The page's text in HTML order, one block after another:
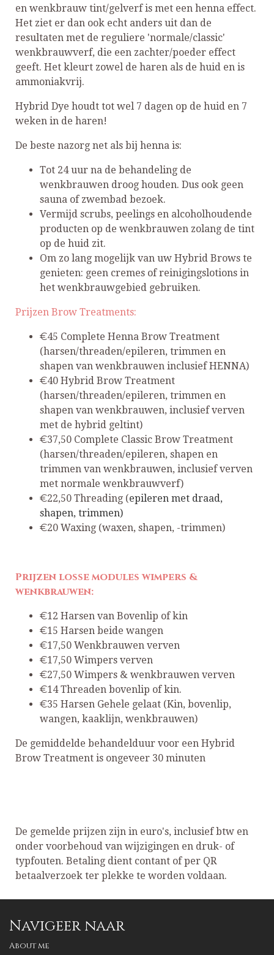
en wenkbrauw tint/gelverf is met een henna effect.
Het ziet er dan ook echt anders uit dan de
resultaten met de reguliere 'normale/classic'
wenkbrauwverf, die een zachter/poeder effect
geeft. Het kleurt zowel de haren als de huid en is
ammoniakvrij.
Hybrid Dye houdt tot wel 7 dagen op de huid en 7
weken in de haren!
De beste nazorg net als bij henna is:
Tot 24 uur na de behandeling de
wenkbrauwen droog houden. Dus ook geen
sauna of zwembad bezoek.
Vermijd scrubs, peelings en alcoholhoudende
producten op de wenkbrauwen zolang de tint
op de huid zit.
Om zo lang mogelijk van uw Hybrid Brows te
genieten: geen cremes of reinigingslotions in
het wenkbrauwgebied gebruiken.
Prijzen Brow Treatments:
€45 Complete Henna Brow Treatment
(harsen/threaden/epileren, trimmen en
shapen van wenkbrauwen inclusief HENNA)
€40 Hybrid Brow Treatment
(harsen/threaden/epileren, trimmen en
shapen van wenkbrauwen, inclusief verven
met de hybrid geltint)
€37,50 Complete Classic Brow Treatment
(harsen/threaden/epileren, shapen en
trimmen van wenkbrauwen, inclusief verven
met normale wenkbrauwverf)
€22,50 Threading (epileren met draad,
shapen, trimmen)
€20 Waxing (waxen, shapen, -trimmen)
Prijzen losse modules wimpers &
wenkbrauwen:
€12 Harsen van Bovenlip of kin
€15 Harsen beide wangen
€17,50 Wenkbrauwen verven
€17,50 Wimpers verven
€27,50 Wimpers & wenkbrauwen verven
€14 Threaden bovenlip of kin.
€35 Harsen Gehele gelaat (Kin, bovenlip,
wangen, kaaklijn, wenkbrauwen)
De gemiddelde behandelduur voor een Hybrid
Brow Treatment is ongeveer 30 minuten
De gemelde prijzen zijn in euro's, inclusief btw en
onder voorbehoud van wijzigingen en druk- of
typfouten. Betaling dient contant of per QR
betaalverzoek ter plekke te worden voldaan.
Navigeer naar
About me